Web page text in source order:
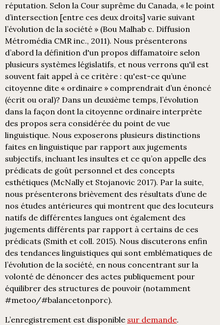
réputation. Selon la Cour suprême du Canada, « le point
d’intersection [entre ces deux droits] varie suivant
l’évolution de la société » (Bou Malhab c. Diffusion
Métromédia CMR inc., 2011). Nous présenterons
d’abord la définition d'un propos diffamatoire selon
plusieurs systèmes législatifs, et nous verrons qu'il est
souvent fait appel à ce critère : qu'est-ce qu’une
citoyenne dite « ordinaire » comprendrait d’un énoncé
(écrit ou oral)? Dans un deuxième temps, l’évolution
dans la façon dont la citoyenne ordinaire interprète
des propos sera considérée du point de vue
linguistique. Nous exposerons plusieurs distinctions
faites en linguistique par rapport aux jugements
subjectifs, incluant les insultes et ce qu’on appelle des
prédicats de goût personnel et des concepts
esthétiques (McNally et Stojanovic 2017). Par la suite,
nous présenterons brièvement des résultats d’une de
nos études antérieures qui montrent que des locuteurs
natifs de différentes langues ont également des
jugements différents par rapport à certains de ces
prédicats (Smith et coll. 2015). Nous discuterons enfin
des tendances linguistiques qui sont emblématiques de
l’évolution de la société, en nous concentrant sur la
volonté de dénoncer des actes publiquement pour
équilibrer des structures de pouvoir (notamment
#metoo/#balancetonporc).
L’enregistrement est disponible sur demande.